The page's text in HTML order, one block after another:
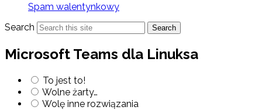
Spam walentynkowy
Search
Search
Microsoft Teams dla Linuksa
To jest to!
Wolne żarty…
Wolę inne rozwiązania